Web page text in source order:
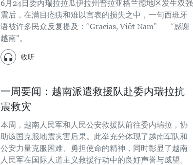
6月24日委内瑞拉拉瓜伊拉州普拉亚格兰德地区发生双强
震后，在满目疮痍和难以言表的损失之中，一句西班牙
语被许多民众反复提及：“Gracias, Việt Nam”——“感谢
越南”。
收听
一周要闻：越南派遣救援队赴委内瑞拉抗
震救灾
本周，越南人民军和人民公安救援队前往委内瑞拉，协
助该国克服地震灾害后果。此举充分体现了越南军队和
公安力量克服困难、勇担使命的精神，同时彰显了越南
人民军在国际人道主义救援行动中的良好声誉与威望。